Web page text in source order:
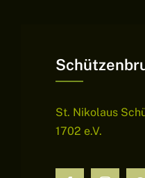
St. Nikolaus
1702 e.V.